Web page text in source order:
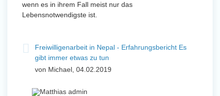
wenn es in ihrem Fall meist nur das
Lebensnotwendigste ist.
Freiwilligenarbeit in Nepal - Erfahrungsbericht Es
gibt immer etwas zu tun
von Michael, 04.02.2019